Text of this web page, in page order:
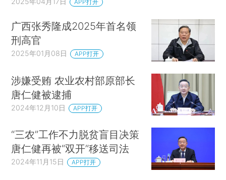
APP打开
广西张秀隆成2025年首名领
刑高官
2025年01月08日 APP打开
涉嫌受贿 农业农村部原部长
唐仁健被逮捕
2024年12月10日 APP打开
“三农”工作不力脱贫盲目决策
唐仁健再被“双开”移送司法
2024年11月15日 APP打开